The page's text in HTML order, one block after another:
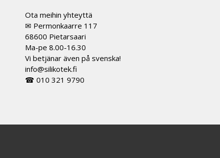
Ota meihin yhteyttä
✉ Permonkaarre 117
68600 Pietarsaari
Ma-pe 8.00-16.30
Vi betjänar även på svenska!
info@silikotek.fi
☎ 010 321 9790